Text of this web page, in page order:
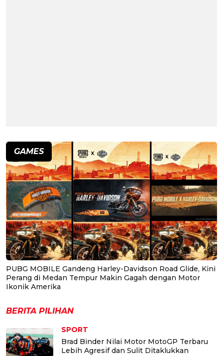
GAMES
PUBG MOBILE Gandeng Harley-Davidson Road Glide, Kini
Perang di Medan Tempur Makin Gagah dengan Motor
Ikonik Amerika
BERITA PILIHAN
SPORT
Brad Binder Nilai Motor MotoGP Terbaru
Lebih Agresif dan Sulit Ditaklukkan